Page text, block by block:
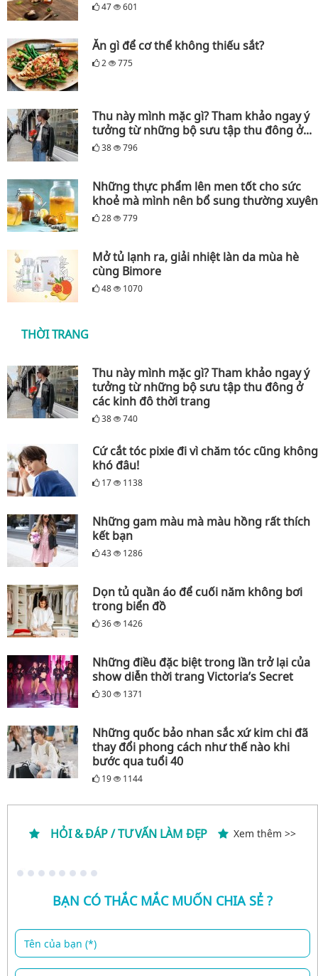
47 601
Ăn gì để cơ thể không thiếu sắt?
2 775
Thu này mình mặc gì? Tham khảo ngay ý
tưởng từ những bộ sưu tập thu đông ở...
38 796
Những thực phẩm lên men tốt cho sức
khoẻ mà mình nên bổ sung thường xuyên
28 779
Mở tủ lạnh ra, giải nhiệt làn da mùa hè
cùng Bimore
48 1070
THỜI TRANG
Thu này mình mặc gì? Tham khảo ngay ý
tưởng từ những bộ sưu tập thu đông ở
các kinh đô thời trang
38 740
Cứ cắt tóc pixie đi vì chăm tóc cũng không
khó đâu!
17 1138
Những gam màu mà màu hồng rất thích
kết bạn
43 1286
Dọn tủ quần áo để cuối năm không bơi
trong biển đồ
36 1426
Những điều đặc biệt trong lần trở lại của
show diễn thời trang Victoria’s Secret
30 1371
Những quốc bảo nhan sắc xứ kim chi đã
thay đổi phong cách như thế nào khi
bước qua tuổi 40
19 1144
HỎI & ĐÁP / TƯ VẤN LÀM ĐẸP Xem thêm >>
BẠN CÓ THẮC MẮC MUỐN CHIA SẺ ?